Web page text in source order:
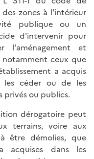
zones à l'intérieur
publique ou un
d'intervenir pour
l'aménagement et
ceux que
a acquis
céder ou de les
privés ou publics.
dérogatoire peut
terrains, voire aux
être démolies, que
acquises dans les